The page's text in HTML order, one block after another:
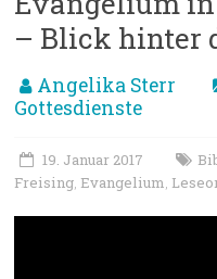
– Blick hinter
Angelika Sterr
Gottesdienste
19. Januar 2017
Freising, Evangelium,